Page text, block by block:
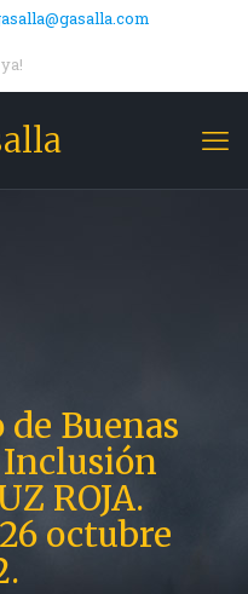
Buenas
ROJA.
octubre